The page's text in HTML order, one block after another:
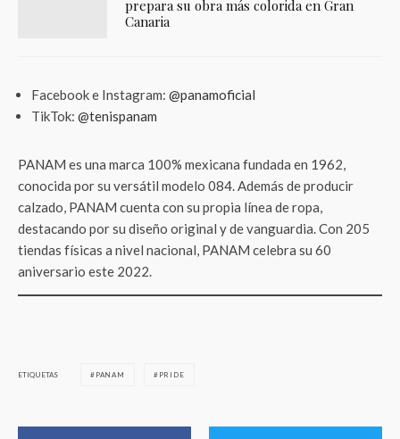
prepara su obra más colorida en Gran
Canaria
Facebook e Instagram: @panamoficial
TikTok: @tenispanam
PANAM es una marca 100% mexicana fundada en 1962,
conocida por su versátil modelo 084. Además de producir
calzado, PANAM cuenta con su propia línea de ropa,
destacando por su diseño original y de vanguardia. Con 205
tiendas físicas a nivel nacional, PANAM celebra su 60
aniversario este 2022.
ETIQUETAS PANAM PRIDE